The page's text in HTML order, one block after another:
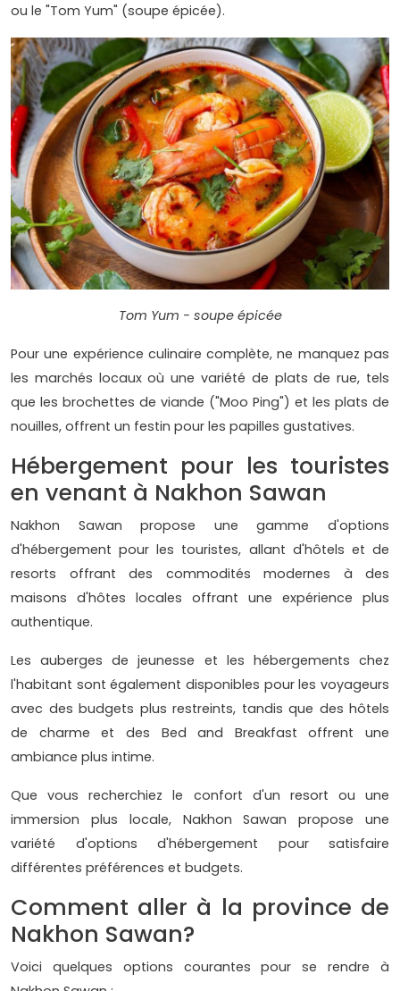
ou le "Tom Yum" (soupe épicée).
Tom Yum - soupe épicée
Pour une expérience culinaire complète, ne manquez pas
les marchés locaux où une variété de plats de rue, tels
que les brochettes de viande ("Moo Ping") et les plats de
nouilles, offrent un festin pour les papilles gustatives.
Hébergement pour les touristes
en venant à Nakhon Sawan
Nakhon Sawan propose une gamme d'options
d'hébergement pour les touristes, allant d'hôtels et de
resorts offrant des commodités modernes à des
maisons d'hôtes locales offrant une expérience plus
authentique.
Les auberges de jeunesse et les hébergements chez
l'habitant sont également disponibles pour les voyageurs
avec des budgets plus restreints, tandis que des hôtels
de charme et des Bed and Breakfast offrent une
ambiance plus intime.
Que vous recherchiez le confort d'un resort ou une
immersion plus locale, Nakhon Sawan propose une
variété d'options d'hébergement pour satisfaire
différentes préférences et budgets.
Comment aller à la province de
Nakhon Sawan?
Voici quelques options courantes pour se rendre à